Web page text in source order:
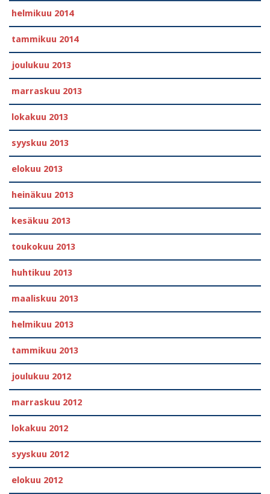
helmikuu 2014
tammikuu 2014
joulukuu 2013
marraskuu 2013
lokakuu 2013
syyskuu 2013
elokuu 2013
heinäkuu 2013
kesäkuu 2013
toukokuu 2013
huhtikuu 2013
maaliskuu 2013
helmikuu 2013
tammikuu 2013
joulukuu 2012
marraskuu 2012
lokakuu 2012
syyskuu 2012
elokuu 2012